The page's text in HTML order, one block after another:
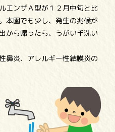
エンザＡ型が１２月中旬と比
本園でも少し、発生の兆候が
から帰ったら、うがい手洗い
鼻炎、アレルギー性結膜炎の